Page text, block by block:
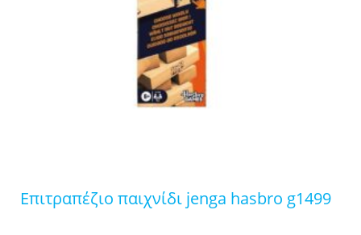
επιτραπέζιο παιχνίδι jenga hasbro g1499